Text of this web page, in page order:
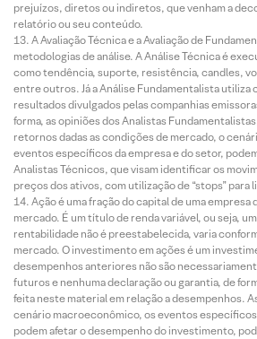
prejuízos, diretos ou indiretos, que venham a
relatório ou seu conteúdo.
A Avaliação Técnica e a Avaliação de
metodologias de análise. A Análise Técnica é
como tendência, suporte, resistência, candles,
entre outros. Já a Análise Fundamentalista utiliza
resultados divulgados pelas companhias
forma, as opiniões dos Analistas
retornos dadas as condições de mercado, o
eventos específicos da empresa e do setor,
Analistas Técnicos, que visam identificar os
preços dos ativos, com utilização de “stops” para
Ação é uma fração do capital de uma empresa
mercado. É um título de renda variável, ou seja,
rentabilidade não é preestabelecida, varia
mercado. O investimento em ações é um
desempenhos anteriores não são
futuros e nenhuma declaração ou garantia, de
feita neste material em relação a desempenhos.
cenário macroeconômico, os eventos
podem afetar o desempenho do investimento,